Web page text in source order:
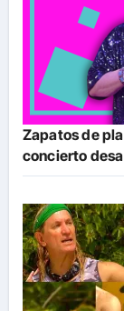
Zapatos de
concierto